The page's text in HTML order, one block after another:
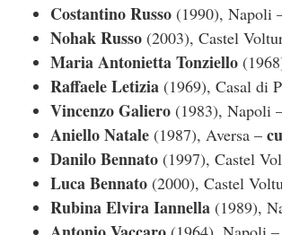
Costantino Russo (1990), Napoli
Nohak Russo (2003), Castel
Maria Antonietta Tonziello
Raffaele Letizia (1969), Casal di
Vincenzo Galiero (1983), Napoli
Aniello Natale (1987), Aversa –
Danilo Bennato (1997), Castel
Luca Bennato (2000), Castel
Rubina Elvira Iannella (1989),